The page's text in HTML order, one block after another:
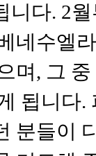
니다. 2
네수엘
며, 그
됩니다.
분들이